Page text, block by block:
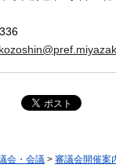
会・会議 > 審議会開催案